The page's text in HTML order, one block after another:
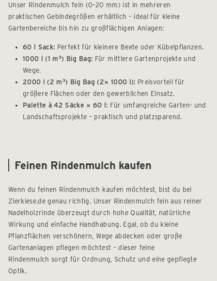
Unser Rindenmulch fein (0–20 mm) ist in mehreren
praktischen Gebindegrößen erhältlich – ideal für kleine
Gartenbereiche bis hin zu großflächigen Anlagen:
60 l Sack: Perfekt für kleinere Beete oder Kübelpflanzen.
1000 l (1 m³) Big Bag: Für mittlere Gartenprojekte und
Wege.
2000 l (2 m³) Big Bag (2× 1000 l): Preisvorteil für
größere Flächen oder den gewerblichen Einsatz.
Palette à 42 Säcke × 60 l: Für umfangreiche Garten- und
Landschaftsprojekte – praktisch und platzsparend.
Feinen Rindenmulch kaufen
Wenn du feinen Rindenmulch kaufen möchtest, bist du bei
Zierkiese.de genau richtig. Unser Rindenmulch fein aus reiner
Nadelholzrinde überzeugt durch hohe Qualität, natürliche
Wirkung und einfache Handhabung. Egal, ob du kleine
Pflanzflächen verschönern, Wege abdecken oder große
Gartenanlagen pflegen möchtest – dieser feine
Rindenmulch sorgt für Ordnung, Schutz und eine gepflegte
Optik.